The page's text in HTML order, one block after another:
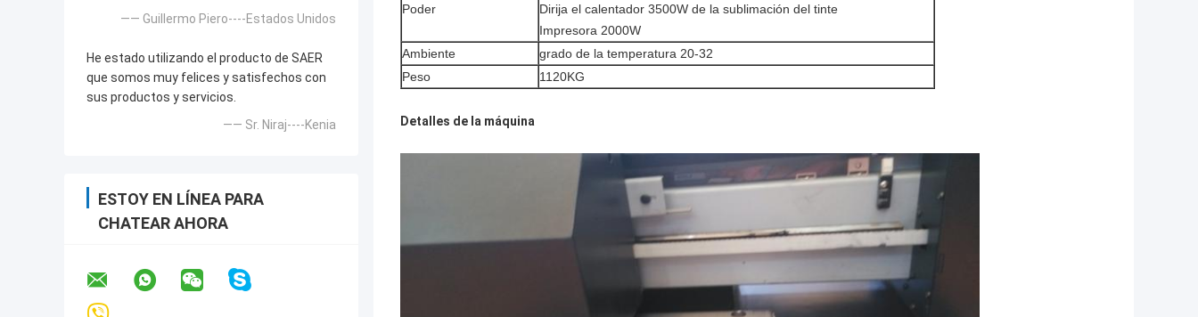
—— Guillermo Piero----Estados Unidos
He estado utilizando el producto de SAER
que somos muy felices y satisfechos con
sus productos y servicios.
—— Sr. Niraj----Kenia
ESTOY EN LÍNEA PARA
CHATEAR AHORA
Poder
Dirija el calentador 3500W de la sublimación del tinte
Impresora 2000W
Ambiente
grado de la temperatura 20-32
Peso
1120KG
Detalles de la máquina